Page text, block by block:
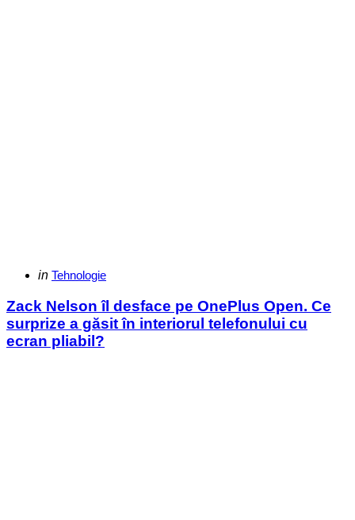
Categories
Posted
in Tehnologie
Zack Nelson îl desface pe OnePlus Open. Ce
surprize a găsit în interiorul telefonului cu
ecran pliabil?